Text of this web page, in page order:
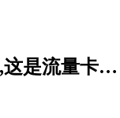
,这是流量卡…